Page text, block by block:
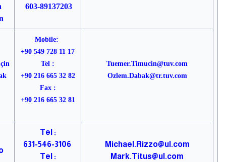
603-89137203
Mobile:
+90 549 728 11 17
Tel :
+90 216 665 32 82
Fax :
+90 216 665 32 81
Tuemer.Timucin@tuv.com
Ozlem.Dabak@tr.tuv.com
Tel :
631-546-3106
Tel :
Michael.Rizzo@ul.com
Mark.Titus@ul.com